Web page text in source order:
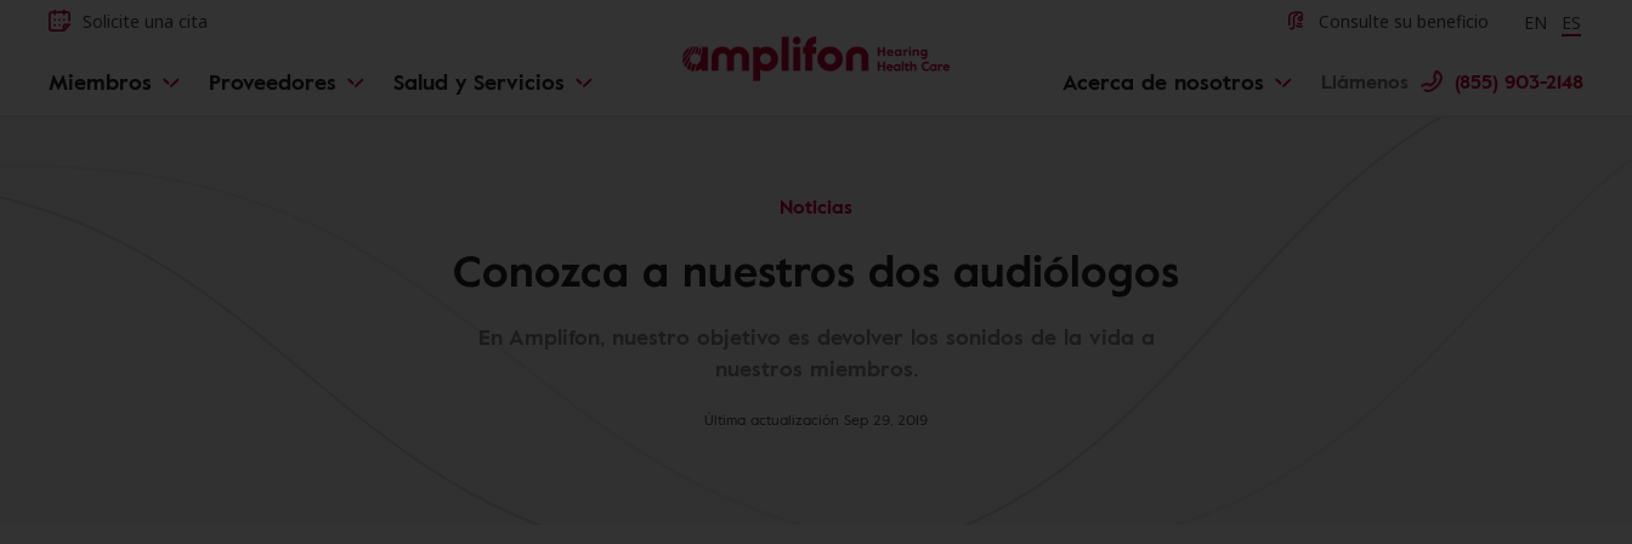
Solicite una cita Consulte su beneficio EN ES
Miembros Proveedores Salud y Servicios Acerca de nosotros Llámenos (855) 903-2148
Noticias
Conozca a nuestros dos audiólogos
Última actualización Sep 29, 2019